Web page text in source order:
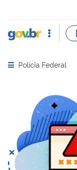
Abrir menu
Polícia Federal